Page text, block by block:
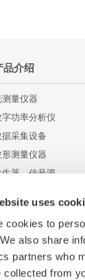
uses
cookies to
also share
partners who
collected from
品介绍
量仪器
功率分析仪
采集设备
测量仪器
器、信号源
式和手持式仪器
及配件
成测试系统
停产产品